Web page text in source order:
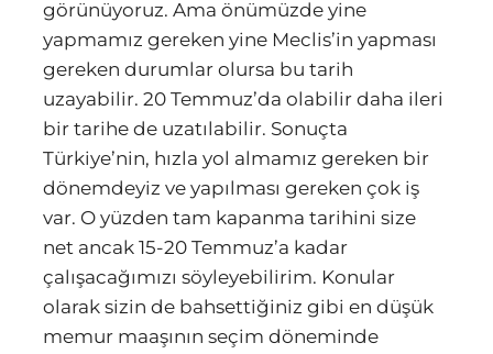
görünüyoruz. Ama önümüzde yine
yapmamız gereken yine Meclis’in yapması
gereken durumlar olursa bu tarih
uzayabilir. 20 Temmuz’da olabilir daha ileri
bir tarihe de uzatılabilir. Sonuçta
Türkiye’nin, hızla yol almamız gereken bir
dönemdeyiz ve yapılması gereken çok iş
var. O yüzden tam kapanma tarihini size
net ancak 15-20 Temmuz’a kadar
çalışacağımızı söyleyebilirim. Konular
olarak sizin de bahsettiğiniz gibi en düşük
memur maaşının seçim döneminde